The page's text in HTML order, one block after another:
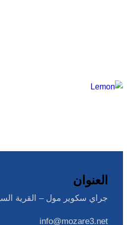
العنوان
جراي سكوير مول – القرية السياحية الأولى – 6
info@mozare3.net